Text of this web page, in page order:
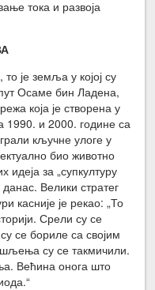
тока и развоја
је земља у којој су
Осаме бин Ладена,
која је створена у
1990. и 2000. године са
кључне улоге у
био животно
идеја за „супкултуру
Велики стратег
касније је рекао: „То
Срели су се
се бориле са својим
су се такмичили.
Већина онога што